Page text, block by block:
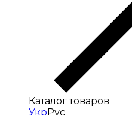
Каталог товаров
УкрРус